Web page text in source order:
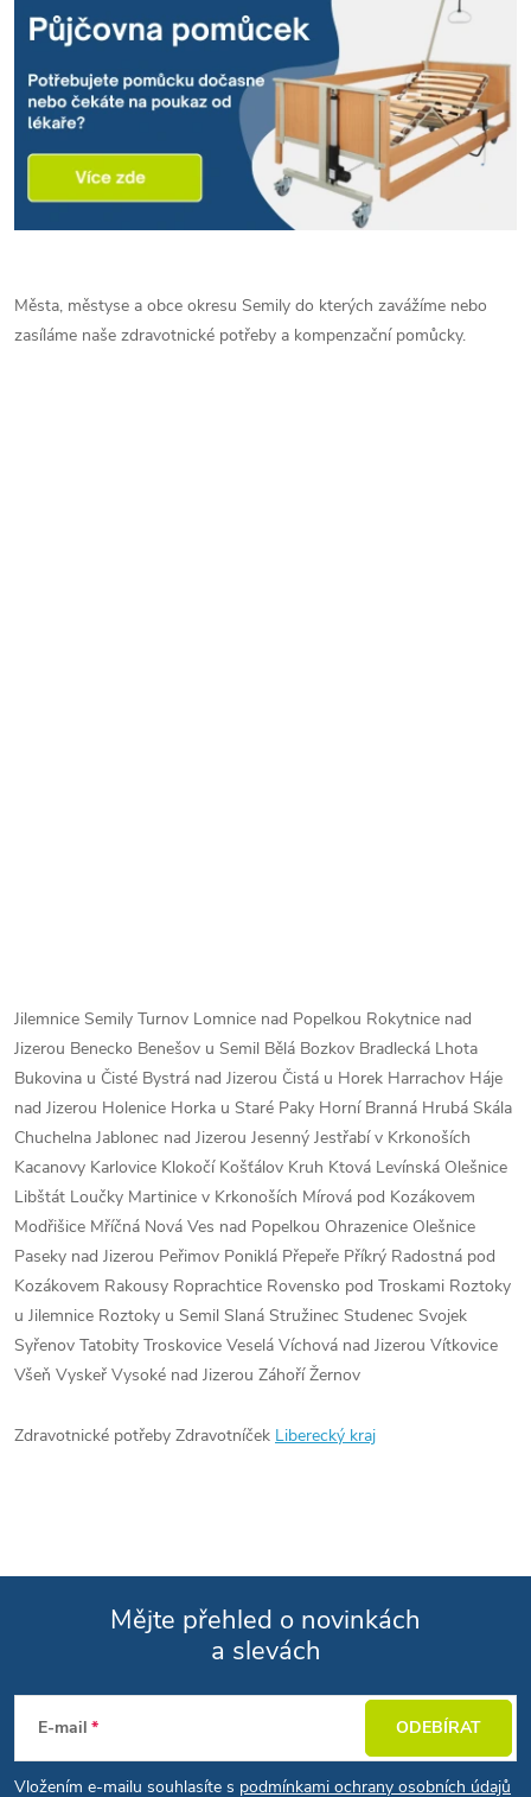
Města, městyse a obce okresu Semily do kterých zavážíme nebo
zasíláme naše zdravotnické potřeby a kompenzační pomůcky.
Jilemnice Semily Turnov Lomnice nad Popelkou Rokytnice nad
Jizerou Benecko Benešov u Semil Bělá Bozkov Bradlecká Lhota
Bukovina u Čisté Bystrá nad Jizerou Čistá u Horek Harrachov Háje
nad Jizerou Holenice Horka u Staré Paky Horní Branná Hrubá Skála
Chuchelna Jablonec nad Jizerou Jesenný Jestřabí v Krkonoších
Kacanovy Karlovice Klokočí Košťálov Kruh Ktová Levínská Olešnice
Libštát Loučky Martinice v Krkonoších Mírová pod Kozákovem
Modřišice Mříčná Nová Ves nad Popelkou Ohrazenice Olešnice
Paseky nad Jizerou Peřimov Poniklá Přepeře Příkrý Radostná pod
Kozákovem Rakousy Roprachtice Rovensko pod Troskami Roztoky
u Jilemnice Roztoky u Semil Slaná Stružinec Studenec Svojek
Syřenov Tatobity Troskovice Veselá Víchová nad Jizerou Vítkovice
Všeň Vyskeř Vysoké nad Jizerou Záhoří Žernov
Zdravotnické potřeby Zdravotníček Liberecký kraj
Mějte přehled o novinkách
a slevách
E-mail
Vložením e-mailu souhlasíte s podmínkami ochrany osobních údajů
ODEBÍRAT